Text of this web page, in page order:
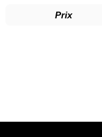
Prix